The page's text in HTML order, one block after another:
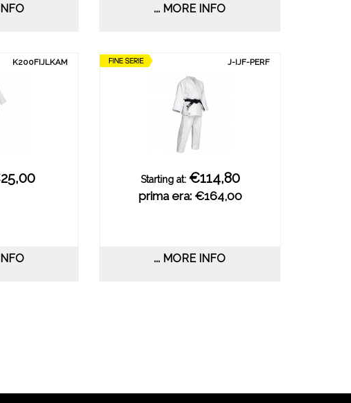
... MORE INFO
K200FIJLKAM J-IJF-PERF
Starting at: €114,80
prima era: €164,00
... MORE INFO